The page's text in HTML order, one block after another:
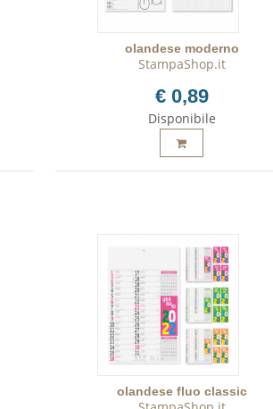
olandese moderno
StampaShop.it
€ 0,89
Disponibile
olandese fluo classic